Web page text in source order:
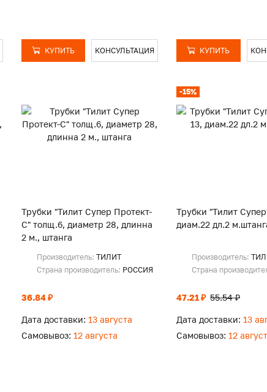
КУПИТЬ КОНСУЛЬТАЦИЯ КУПИТЬ
Трубки "Тилит Супер Протект-
С" толщ.6, диаметр 28, длинна
2 м., штанга
Производитель: ТИЛИТ
Страна производитель: РОССИЯ
36.84 ₽
Дата доставки: 13 августа
Самовывоз: 12 августа
-15%
Трубки "Тилит
диам.22 дл.2
Производитель:
Страна
47.21 ₽ 55.54 ₽
Дата доставки: 13
Самовывоз: 12